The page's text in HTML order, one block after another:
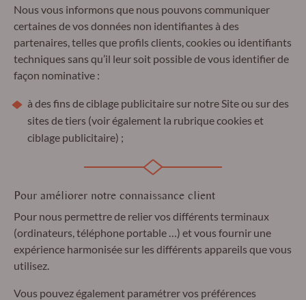
Nous vous informons que nous pouvons communiquer
certaines de vos données non identifiantes à des
partenaires, telles que profils clients, cookies ou identifiants
techniques sans qu’il leur soit possible de vous identifier de
façon nominative :
à des fins de ciblage publicitaire sur notre Site ou sur des
sites de tiers (voir également la rubrique cookies et
ciblage publicitaire) ;
Pour améliorer notre connaissance client
Pour nous permettre de relier vos différents terminaux
(ordinateurs, téléphone portable …) et vous fournir une
expérience harmonisée sur les différents appareils que vous
utilisez.
Vous pouvez également paramétrer vos préférences